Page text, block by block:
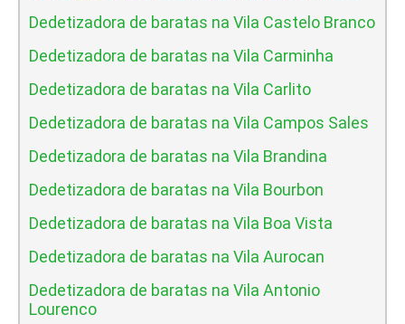
Dedetizadora de baratas na Vila Castelo Branco
Dedetizadora de baratas na Vila Carminha
Dedetizadora de baratas na Vila Carlito
Dedetizadora de baratas na Vila Campos Sales
Dedetizadora de baratas na Vila Brandina
Dedetizadora de baratas na Vila Bourbon
Dedetizadora de baratas na Vila Boa Vista
Dedetizadora de baratas na Vila Aurocan
Dedetizadora de baratas na Vila Antonio
Lourenco